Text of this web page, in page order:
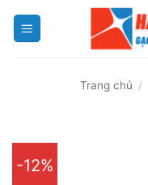
Trang chủ /
-12%